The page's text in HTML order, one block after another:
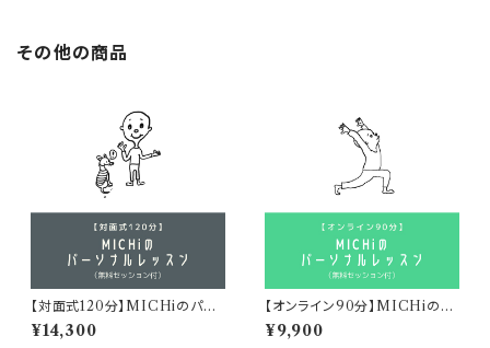
その他の商品
【対面式120分】MICHiのパー
ソナルレッスン(無料セッション
付)
¥14,300
【オンライン90分】MICHiのパ
ーソナルレッスン(無料セッション
付)
¥9,900